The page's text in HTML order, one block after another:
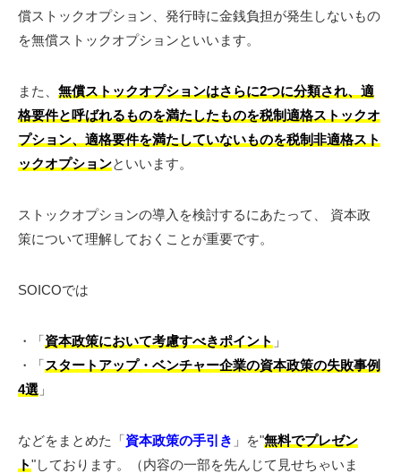
償ストックオプション、発行時に金銭負担が発生しないもの
を無償ストックオプションといいます。
また、 無償ストックオプションはさらに2つに分類され、適
格要件と呼ばれるものを満たしたものを税制適格ストックオ
プション、 適格要件を満たしていないものを税制非適格スト
ックオプションといいます。
ストックオプションの導入を検討するにあたって、 資本政
策について理解しておくことが重要です。
SOICOでは
・「資本政策において考慮すべきポイント 」
・「スタートアップ・ベンチャー企業の資本政策の失敗事例
4選 」
などをまとめた「資本政策の手引き 」を"無料でプレゼン
ト"しております。（内容の一部を先んじて見せちゃいま